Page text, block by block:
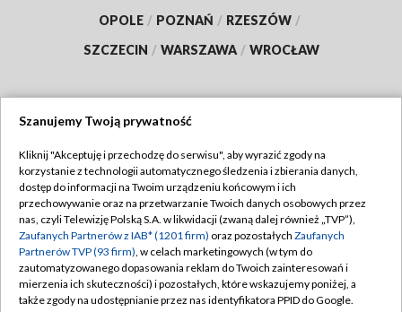
OPOLE / POZNAŃ / RZESZÓW /
SZCZECIN / WARSZAWA / WROCŁAW
TVP
Abonament TVP
Emisja w TVP
Centrum informacji TVP
Naziemna Telewizja Cyfrowa
Regulamin TVP
Polityka prywatności
Moje zgody
Pomoc
Szanujemy Twoją prywatność
Kliknij "Akceptuję i przechodzę do serwisu", aby wyrazić zgody na
korzystanie z technologii automatycznego śledzenia i zbierania danych,
dostęp do informacji na Twoim urządzeniu końcowym i ich
przechowywanie oraz na przetwarzanie Twoich danych osobowych przez
nas, czyli Telewizję Polską S.A. w likwidacji (zwaną dalej również „TVP”),
Zaufanych Partnerów z IAB* (1201 firm) oraz pozostałych Zaufanych
Partnerów TVP (93 firm), w celach marketingowych (w tym do
zautomatyzowanego dopasowania reklam do Twoich zainteresowań i
mierzenia ich skuteczności) i pozostałych, które wskazujemy poniżej, a
także zgody na udostępnianie przez nas identyfikatora PPID do Google.